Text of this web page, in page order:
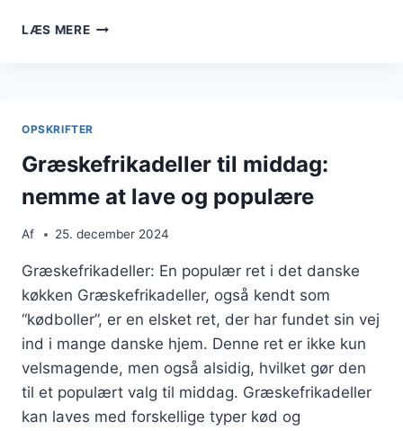
LÆS MEREGRÆSKEFRIKADELLER
OPSKRIFTER
Græskefrikadeller til middag:
nemme at lave og populære
Af 25. december 2024
Græskefrikadeller: En populær ret i det danske
køkken Græskefrikadeller, også kendt som
“kødboller”, er en elsket ret, der har fundet sin vej
ind i mange danske hjem. Denne ret er ikke kun
velsmagende, men også alsidig, hvilket gør den
til et populært valg til middag. Græskefrikadeller
kan laves med forskellige typer kød og